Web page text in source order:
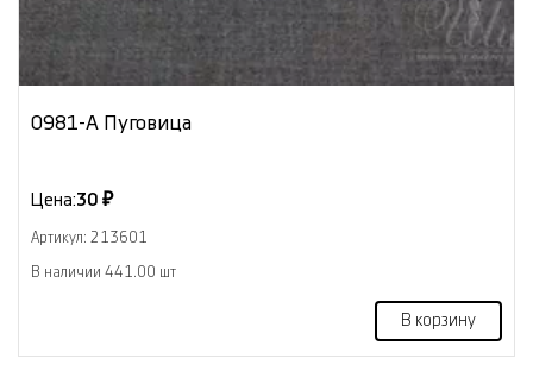
0981-А Пуговица
Цена:30 ₽
Артикул: 213601
В наличии 441.00 шт
В корзину